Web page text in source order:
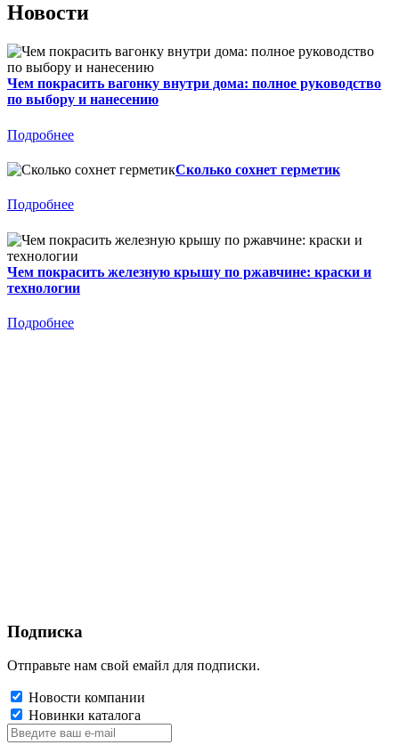
Новости
Чем покрасить вагонку внутри дома: полное руководство
по выбору и нанесению
Подробнее
Сколько сохнет герметик
Подробнее
Чем покрасить железную крышу по ржавчине: краски и
технологии
Подробнее
Подписка
Отправьте нам свой емайл для подписки.
Новости компании
Новинки каталога